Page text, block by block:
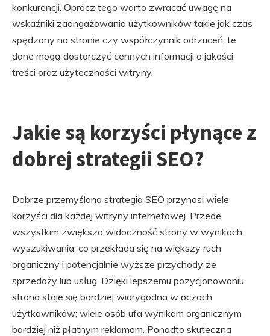
konkurencji. Oprócz tego warto zwracać uwagę na
wskaźniki zaangażowania użytkowników takie jak czas
spędzony na stronie czy współczynnik odrzuceń; te
dane mogą dostarczyć cennych informacji o jakości
treści oraz użyteczności witryny.
Jakie są korzyści płynące z
dobrej strategii SEO?
Dobrze przemyślana strategia SEO przynosi wiele
korzyści dla każdej witryny internetowej. Przede
wszystkim zwiększa widoczność strony w wynikach
wyszukiwania, co przekłada się na większy ruch
organiczny i potencjalnie wyższe przychody ze
sprzedaży lub usług. Dzięki lepszemu pozycjonowaniu
strona staje się bardziej wiarygodna w oczach
użytkowników; wiele osób ufa wynikom organicznym
bardziej niż płatnym reklamom. Ponadto skuteczna